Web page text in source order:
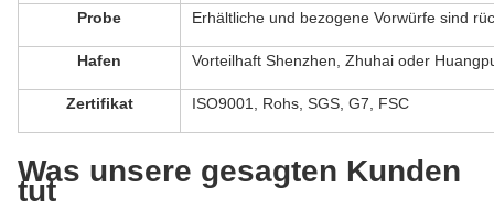
Probe
Erhältliche und bezogene Vorwürfe sind
Hafen Vorteilhaft Shenzhen, Zhuhai oder
Zertifikat ISO9001, Rohs, SGS, G7, FSC
Was unsere gesagten Kunden
tut